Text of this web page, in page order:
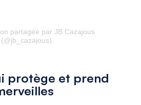
partagée par JB Cazajous
(@jb_cazajous)
protège et prend